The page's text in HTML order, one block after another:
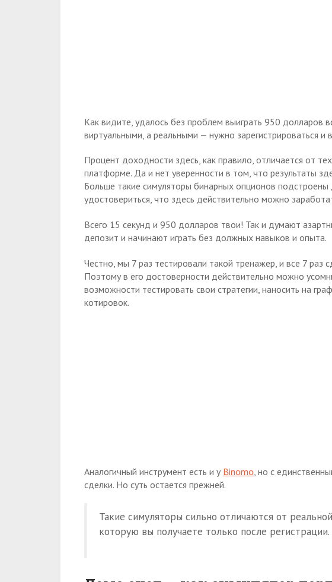
Как видите, удалось без проблем выиграть 950 долларов
виртуальными, а реальными — нужно зарегистрироваться и
Процент доходности здесь, как правило, отличается от
платформе. Да и нет уверенности в том, что результаты
Больше такие симуляторы бинарных опционов подстроены
удостовериться, что здесь действительно можно
Всего 15 секунд и 950 долларов твои! Так и думают
депозит и начинают играть без должных навыков и опыта.
Честно, мы 7 раз тестировали такой тренажер, и все 7 раз
Поэтому в его достоверности действительно можно
возможности тестировать свои стратегии, наносить на
котировок.
Аналогичный инструмент есть и у Binomo , но с
сделки. Но суть остается прежней.
Такие симуляторы сильно отличаются от
которую вы получаете только после регистрации.